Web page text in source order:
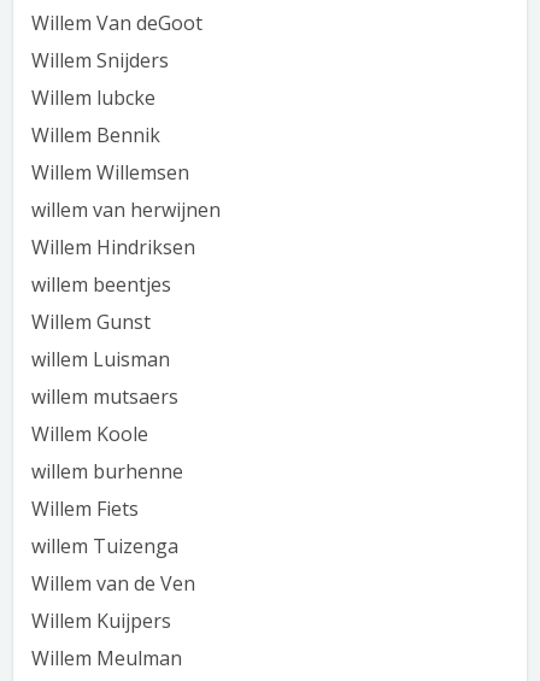
Willem Van deGoot
Willem Snijders
Willem lubcke
Willem Bennik
Willem Willemsen
willem van herwijnen
Willem Hindriksen
willem beentjes
Willem Gunst
willem Luisman
willem mutsaers
Willem Koole
willem burhenne
Willem Fiets
willem Tuizenga
Willem van de Ven
Willem Kuijpers
Willem Meulman